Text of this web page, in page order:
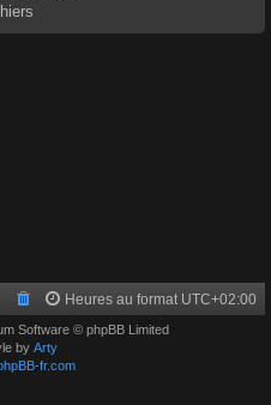
Heures au format UTC+02:00
Software © phpBB Limited
by Arty
fr.com